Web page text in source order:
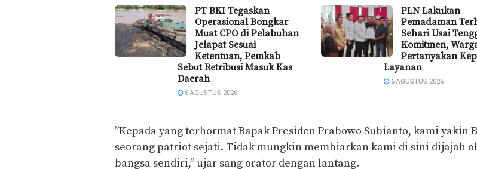
PT BKI Tegaskan
Operasional Bongkar
Muat CPO di Pelabuhan
Jelapat Sesuai
Ketentuan, Pemkab
Sebut Retribusi Masuk Kas
Daerah
6 AGUSTUS 2026
PLN Lakukan
Pemadaman
Sehari Usai
Komitmen,
Pertanyakan
Layanan
6 AGUSTUS 2026
​”Kepada yang terhormat Bapak Presiden Prabowo Subianto, kami yakin
seorang patriot sejati. Tidak mungkin membiarkan kami di sini dijajah
bangsa sendiri,” ujar sang orator dengan lantang.